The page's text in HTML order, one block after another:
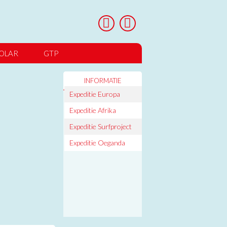
GTP
What is GTP?
INFORMATIE
Expeditie Europa
Expeditie Afrika
Expeditie Surfproject
Expeditie Oeganda